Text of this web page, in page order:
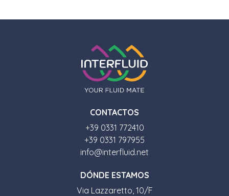
CONTACTOS
+39 0331 772410
+39 0331 797955
info@interfluid.net
DÓNDE ESTAMOS
Via Lazzaretto, 10/F